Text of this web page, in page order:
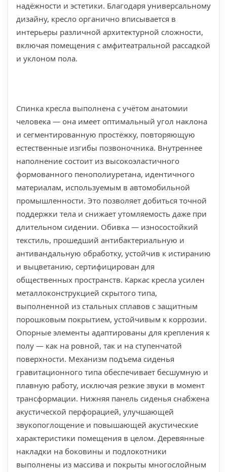
Объем ед. товара (в упаковке) 0,2 м3
Вес ед. товара 18кг
Срок поставки 30 дней
надёжности и эстетики. Благодаря универсальному
дизайну, кресло органично вписывается в
интерьеры различной архитектурной сложности,
включая помещения с амфитеатральной рассадкой
и уклоном пола.
Спинка кресла выполнена с учётом анатомии
человека — она имеет оптимальный угол наклона
и сегментированную простёжку, повторяющую
естественные изгибы позвоночника. Внутреннее
наполнение состоит из высокоэластичного
формованного пенополиуретана, идентичного
материалам, используемым в автомобильной
промышленности. Это позволяет добиться точной
поддержки тела и снижает утомляемость даже при
длительном сидении. Обивка — износостойкий
текстиль, прошедший антибактериальную и
антивандальную обработку, устойчив к истиранию
и выцветанию, сертифицирован для
общественных пространств. Каркас кресла усилен
металлоконструкцией скрытого типа,
выполненной из стальных сплавов с защитным
порошковым покрытием, устойчивым к коррозии.
Опорные элементы адаптированы для крепления к
полу — как на ровной, так и на ступенчатой
поверхности. Механизм подъема сиденья
гравитационного типа обеспечивает бесшумную и
плавную работу, исключая резкие звуки в момент
трансформации. Нижняя панель сиденья снабжена
акустической перфорацией, улучшающей
звукопоглощение и повышающей акустические
характеристики помещения в целом. Деревянные
накладки на боковины и подлокотники
выполнены из массива и покрыты многослойным